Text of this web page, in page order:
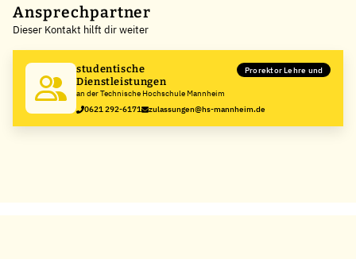
+
−
Ansprechpartner
Dieser Kontakt hilft dir weiter
studentische
Dienstleistungen
an der Technische Hochschule Mannheim
Prorektor Lehre und
0621 292-6171 zulassungen@hs-mannheim.de